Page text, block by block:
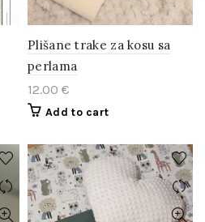
Plišane trake za kosu sa
perlama
12.00 €
Add to cart